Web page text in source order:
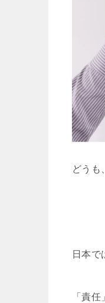
どうも
日本で
「責